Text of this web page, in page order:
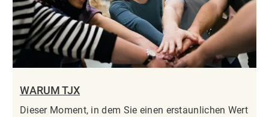
WARUM TJX
Dieser Moment, in dem Sie einen erstaunlichen Wert